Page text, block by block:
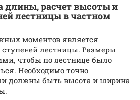
длины, расчет высоты и
лестницы в частном
моментов является
лестницы. Размеры
чтобы по лестнице было
Необходимо точно
должны быть высота и ширина